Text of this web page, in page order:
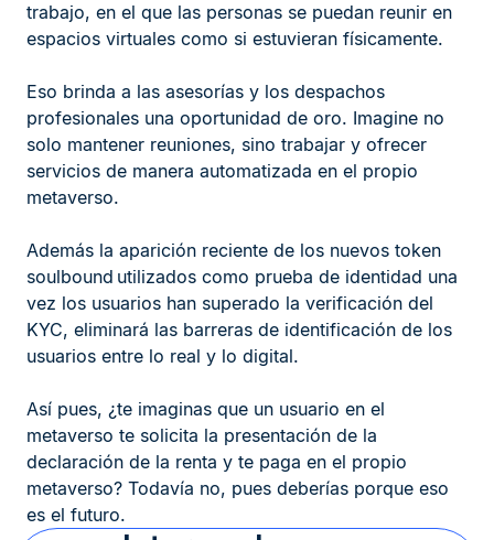
trabajo, en el que las personas se puedan reunir en
espacios virtuales como si estuvieran físicamente.
Eso brinda a las asesorías y los despachos
profesionales una oportunidad de oro. Imagine no
solo mantener reuniones, sino trabajar y ofrecer
servicios de manera automatizada en el propio
metaverso.
Además la aparición reciente de los nuevos token
soulbound utilizados como prueba de identidad una
vez los usuarios han superado la verificación del
KYC, eliminará las barreras de identificación de los
usuarios entre lo real y lo digital.
Así pues, ¿te imaginas que un usuario en el
metaverso te solicita la presentación de la
declaración de la renta y te paga en el propio
metaverso? Todavía no, pues deberías porque eso
es el futuro.